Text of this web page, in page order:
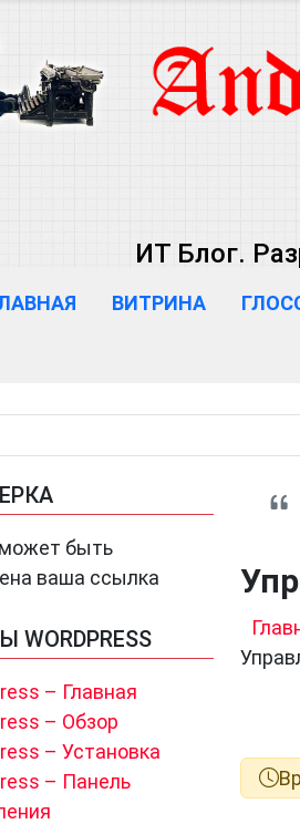
ИТ Блог.
ВИТРИНА
быть
ваша ссылка
– Главная
– Обзор
– Установка
– Панель